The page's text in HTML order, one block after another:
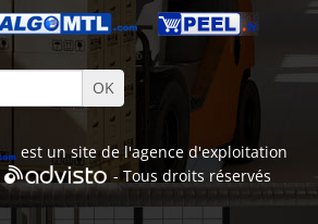
est un site de l'agence d'exploitation
- Tous droits réservés